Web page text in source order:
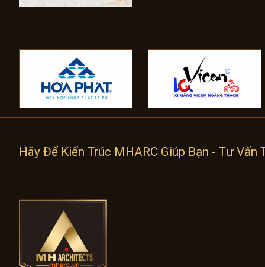
Hãy Để Kiến Trúc MHARC Giúp Bạn - Tư